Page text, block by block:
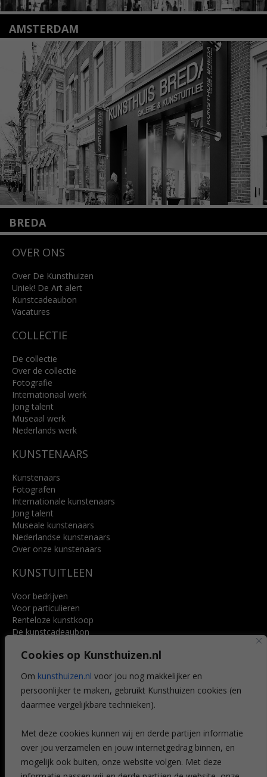
Cookies op Kunsthuizen.nl
Om kunsthuizen.nl voor jou nog makkelijker en
persoonlijker te maken, gebruikt Kunsthuizen cookies (en
daarmee vergelijkbare technieken).
Met deze cookies kunnen wij en derde partijen informatie
over jou verzamelen en jouw internetgedrag binnen, en
mogelijk ook buiten, onze website volgen. Met deze
AMSTERDAM
Amstelveenseweg 135
1075 VX Amsterdam
+31 (0)20 2332546
info@kunsthuisamsterdam.nl
Lees meer
BREDA
4818 SB Breda
info@kunsthuisbreda.nl
Lees meer
OVER ONS
Over De Kunsthuizen
Uniek! De Art alert
Kunstcadeaubon
Vacatures
COLLECTIE
De collectie
Over de collectie
Fotografie
Internationaal werk
Jong talent
Museaal werk
Nederlands werk
KUNSTENAARS
Kunstenaars
Fotografen
Internationale kunstenaars
Jong talent
Museale kunstenaars
Nederlandse kunstenaars
Over onze kunstenaars
KUNSTUITLEEN
Voor bedrijven
Voor particulieren
Renteloze kunstkoop
De kunstcadeaubon
Voordelen
Veelgestelde vragen
CONTACT
Leiden
Amsterdam
Breda
Favorieten